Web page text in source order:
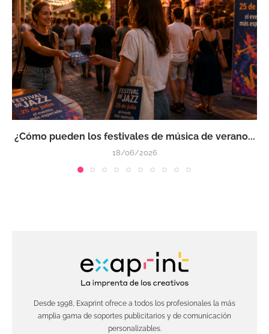
¿Cómo pueden los festivales de música de verano...
18/06/2026
Desde 1998, Exaprint ofrece a todos los profesionales la más
amplia gama de soportes publicitarios y de comunicación
personalizables.